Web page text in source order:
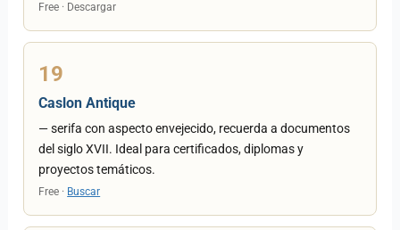
Free · Descargar
19
Caslon Antique
— serifa con aspecto envejecido, recuerda a documentos
del siglo XVII. Ideal para certificados, diplomas y
proyectos temáticos.
Free · Buscar